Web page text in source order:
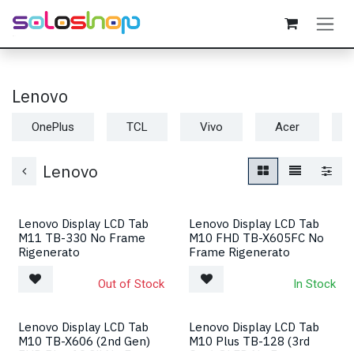
Passa al contenuto
Lenovo
OnePlus TCL Vivo Acer
Lenovo
Lenovo Display LCD Tab
M11 TB-330 No Frame
Rigenerato
Out of Stock
Lenovo Display LCD Tab
M10 FHD TB-X605FC No
Frame Rigenerato
In Stock
Lenovo Display LCD Tab
M10 TB-X606 (2nd Gen)
Lenovo Display LCD Tab
M10 Plus TB-128 (3rd